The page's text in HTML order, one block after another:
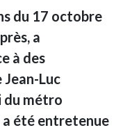
du 17 octobre
a
à des
Luc
du métro
été entretenue